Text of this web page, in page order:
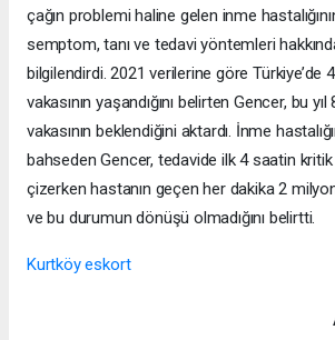
çağın problemi haline gelen inme
semptom, tanı ve tedavi yöntemleri hakkında
bilgilendirdi. 2021 verilerine göre Türkiye’de
vakasının yaşandığını belirten Gencer, bu
vakasının beklendiğini aktardı. İnme
bahseden Gencer, tedavide ilk 4 saatin kritik
çizerken hastanın geçen her dakika 2
ve bu durumun dönüşü olmadığını belirtti.
Kurtköy eskort